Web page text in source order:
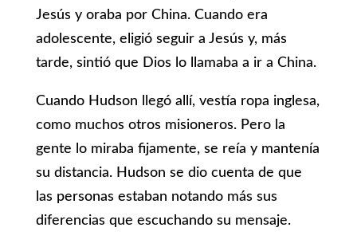
Jesús y oraba por China. Cuando era
adolescente, eligió seguir a Jesús y, más
tarde, sintió que Dios lo llamaba a ir a China.
Cuando Hudson llegó allí, vestía ropa inglesa,
como muchos otros misioneros. Pero la
gente lo miraba fijamente, se reía y mantenía
su distancia. Hudson se dio cuenta de que
las personas estaban notando más sus
diferencias que escuchando su mensaje.